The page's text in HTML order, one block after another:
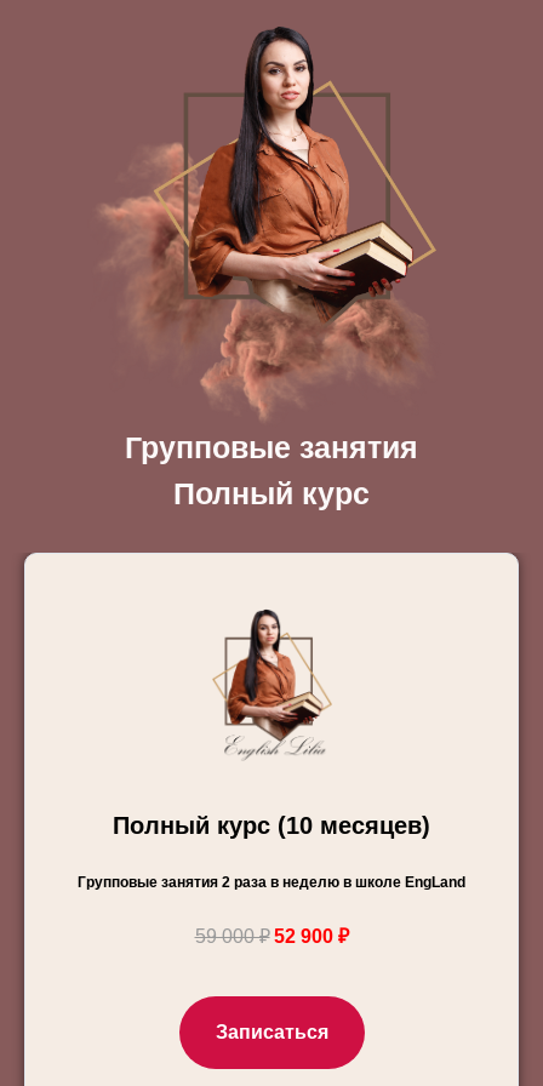
Групповые занятия
Полный курс
Полный курс (10 месяцев)
Групповые занятия 2 раза в неделю в школе EngLand
59 000 ₽ 52 900 ₽
Записаться